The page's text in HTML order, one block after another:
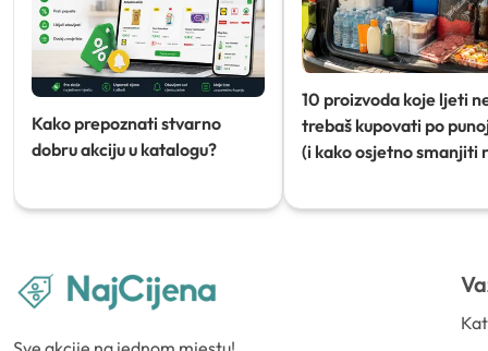
Kako prepoznati stvarno
dobru akciju u katalogu?
10 proizvoda koje ljeti
trebaš kupovati po
(i kako osjetno smanjiti